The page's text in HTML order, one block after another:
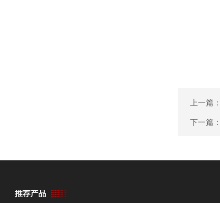
上一篇
下一篇
推荐产品